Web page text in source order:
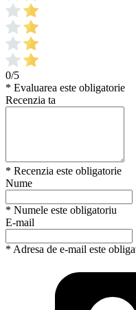
0/5
* Evaluarea este obligatorie
Recenzia ta
* Recenzia este obligatorie
Nume
* Numele este obligatoriu
E-mail
* Adresa de e-mail este